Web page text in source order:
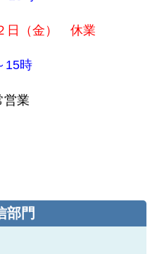
日（金） 休業
15時
業
部門